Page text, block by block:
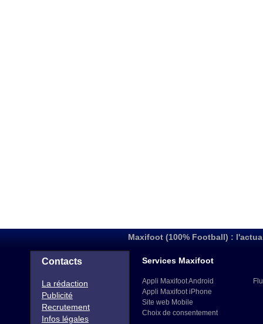
Maxifoot (100% Football) :
Contacts
La rédaction
Publicité
Recrutement
Infos légales
Services Maxifoot
Appli Maxifoot Android
Appli Maxifoot iPhone
Site web Mobile
Choix de consentement